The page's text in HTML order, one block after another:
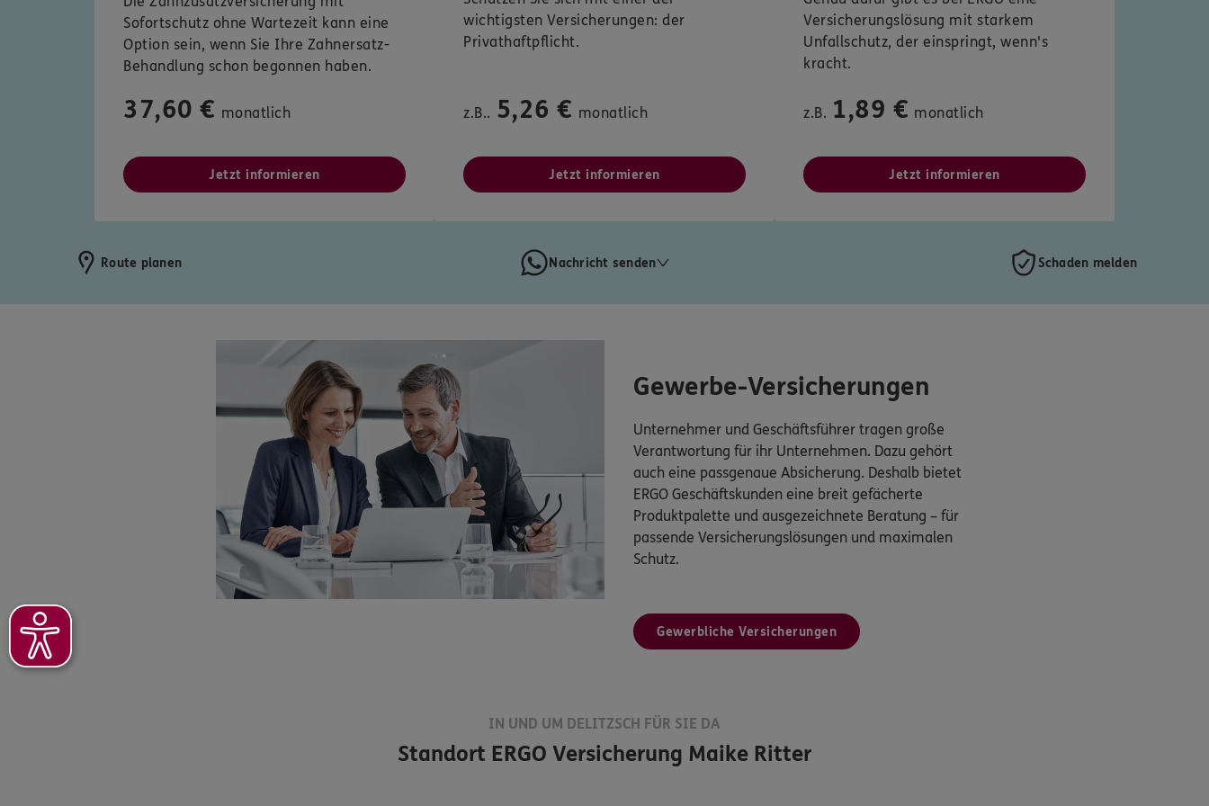
Sofortschutz ohne Wartezeit kann eine
Option sein, wenn Sie Ihre Zahnersatz-
Behandlung schon begonnen haben.
37,60 € monatlich
Jetzt informieren
wichtigsten Versicherungen: der
Privathaftpflicht.
z.B.. 5,26 € monatlich
Jetzt informieren
Versicherungslösung mit starkem
Unfallschutz, der einspringt, wenn's
kracht.
z.B. 1,89 € monatlich
Jetzt informieren
Route planen Nachricht senden Schaden melden
Gewerbe-Versicherungen
Unternehmer und Geschäftsführer tragen große
Verantwortung für ihr Unternehmen. Dazu gehört
auch eine passgenaue Absicherung. Deshalb bietet
ERGO Geschäftskunden eine breit gefächerte
Produktpalette und ausgezeichnete Beratung – für
passende Versicherungslösungen und maximalen
Schutz.
Gewerbliche Versicherungen
IN UND UM DELITZSCH FÜR SIE DA
Standort ERGO Versicherung Maike Ritter